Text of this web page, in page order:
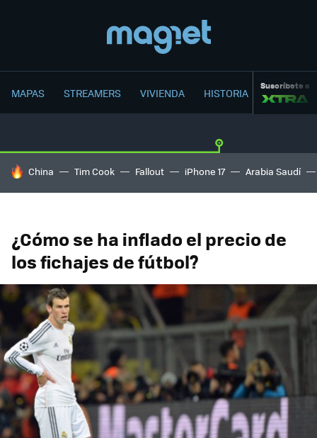
MAPAS STREAMERS VIVIENDA HISTORIA Suscríbete a
HOY SE HABLA DE
China Tim Cook Fallout iPhone 17 Arabia Saudí
¿Cómo se ha inflado el precio de
los fichajes de fútbol?